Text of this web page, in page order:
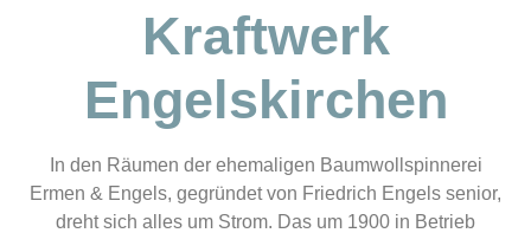
Kraftwerk
Engelskirchen
In den Räumen der ehemaligen Baumwollspinnerei
Ermen & Engels, gegründet von Friedrich Engels senior,
dreht sich alles um Strom. Das um 1900 in Betrieb